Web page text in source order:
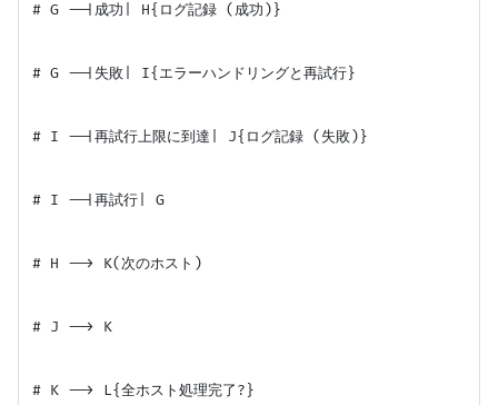
# G --|成功| H{ログ記録 (成功)}
# G --|失敗| I{エラーハンドリングと再試行}
# I --|再試行上限に到達| J{ログ記録 (失敗)}
# I --|再試行| G
# H --> K(次のホスト)
# J --> K
# K --> L{全ホスト処理完了?}